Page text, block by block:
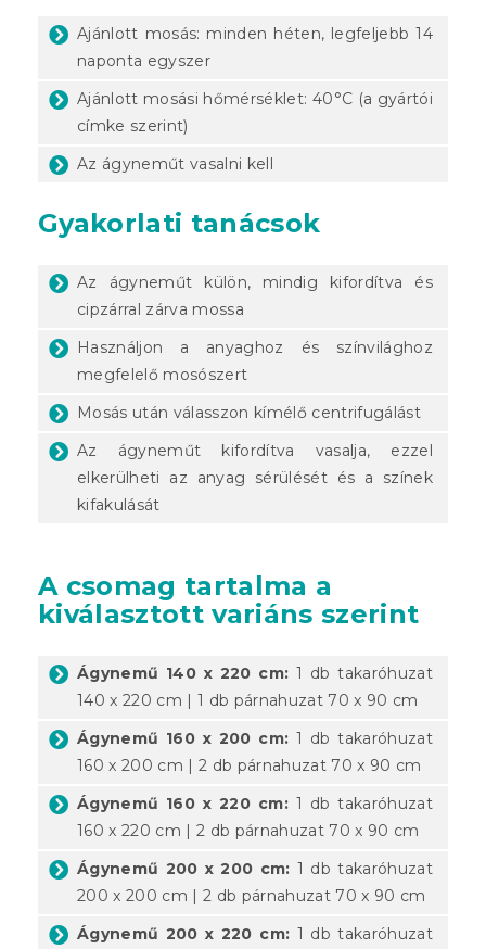
Ajánlott mosás: minden héten, legfeljebb 14
naponta egyszer
Ajánlott mosási hőmérséklet: 40°C (a gyártói
címke szerint)
Az ágyneműt vasalni kell
Gyakorlati tanácsok
Az ágyneműt külön, mindig kifordítva és
cipzárral zárva mossa
Használjon a anyaghoz és színvilághoz
megfelelő mosószert
Mosás után válasszon kímélő centrifugálást
Az ágyneműt kifordítva vasalja, ezzel
elkerülheti az anyag sérülését és a színek
kifakulását
A csomag tartalma a
kiválasztott variáns szerint
Ágynemű 140 x 220 cm: 1 db takaróhuzat
140 x 220 cm | 1 db párnahuzat 70 x 90 cm
Ágynemű 160 x 200 cm: 1 db takaróhuzat
160 x 200 cm | 2 db párnahuzat 70 x 90 cm
Ágynemű 160 x 220 cm:1 db takaróhuzat
160 x 220 cm | 2 db párnahuzat 70 x 90 cm
Ágynemű 200 x 200 cm: 1 db takaróhuzat
200 x 200 cm | 2 db párnahuzat 70 x 90 cm
Ágynemű 200 x 220 cm: 1 db takaróhuzat